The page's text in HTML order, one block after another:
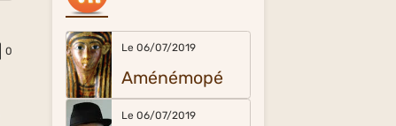
0 Le 06/07/2019
Aménémopé
Le 06/07/2019